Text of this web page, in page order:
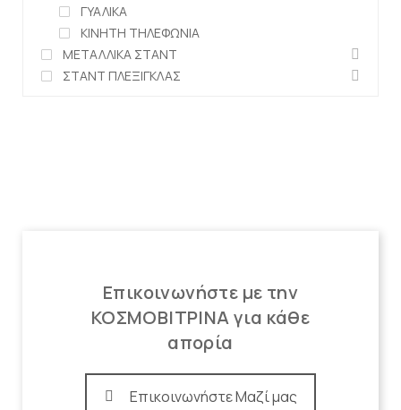
ΓΥΑΛΙΚΑ
ΚΙΝΗΤΗ ΤΗΛΕΦΩΝΙΑ
ΜΕΤΑΛΛΙΚΑ ΣΤΑΝΤ
ΣΤΑΝΤ ΠΛΕΞΙΓΚΛΑΣ
Επικοινωνήστε με την
ΚΟΣΜΟΒΙΤΡΙΝΑ για κάθε
απορία
Επικοινωνήστε Μαζί μας